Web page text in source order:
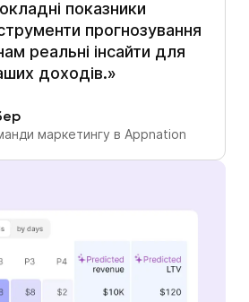
показники
прогнозування
реальні інсайти для
доходів.»
маркетингу в Appnation